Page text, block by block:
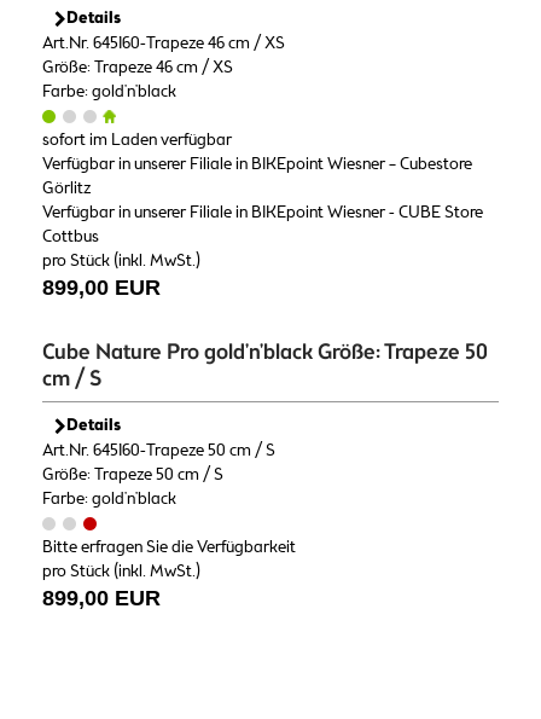
Details
Art.Nr. 645160-Trapeze 46 cm / XS
Größe: Trapeze 46 cm / XS
Farbe: gold'n'black
sofort im Laden verfügbar
Verfügbar in unserer Filiale in BIKEpoint Wiesner – Cubestore
Görlitz
Verfügbar in unserer Filiale in BIKEpoint Wiesner - CUBE Store
Cottbus
pro Stück (inkl. MwSt.)
899,00 EUR
Cube Nature Pro gold'n'black Größe: Trapeze 50
cm / S
Details
Art.Nr. 645160-Trapeze 50 cm / S
Größe: Trapeze 50 cm / S
Farbe: gold'n'black
Bitte erfragen Sie die Verfügbarkeit
pro Stück (inkl. MwSt.)
899,00 EUR